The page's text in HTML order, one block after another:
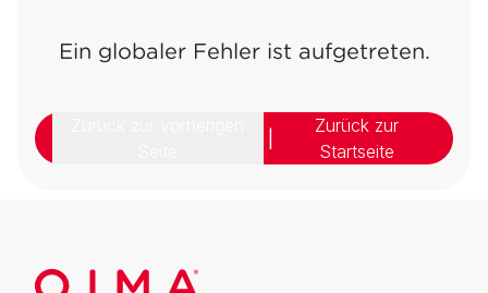
Ein globaler Fehler ist aufgetreten.
Zurück zur
Startseite